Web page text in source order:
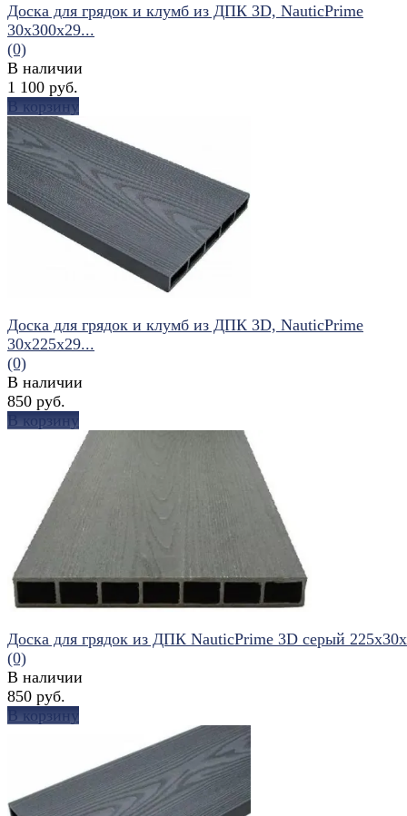
избранное сравнить
Доска для грядок и клумб из ДПК 3D, NauticPrime
30х300х29...
(0)
В наличии
1 100 руб.
В корзину
избранное
Доска для грядок и клумб из ДПК 3D, NauticPrime
30х225х29...
(0)
В наличии
850 руб.
В корзину
избранное сравнить
Доска для грядок из ДПК NauticPrime 3D серый
(0)
В наличии
850 руб.
В корзину